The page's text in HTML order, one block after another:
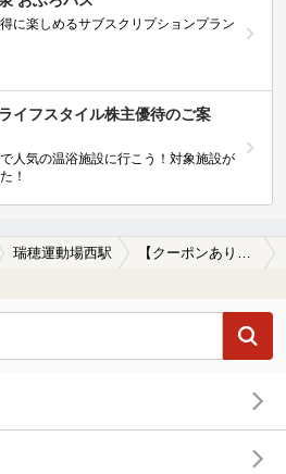
に楽しめるサブスクリプションプラン
イフスタイル株主優待のご案
人気の温浴施設に行こう！対象施設が
！
瑞穂運動場西駅 【クーポンあり】女子旅・女子会におすすめの瑞穂運動場西駅近くの温泉、日帰り温泉、スーパー銭湯おすすめ